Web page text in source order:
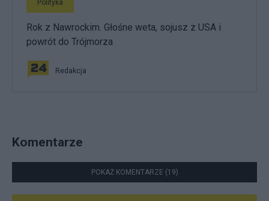
Polityka
Rok z Nawrockim. Głośne weta, sojusz z USA i
powrót do Trójmorza
Redakcja
Komentarze
POKAŻ KOMENTARZE (19)